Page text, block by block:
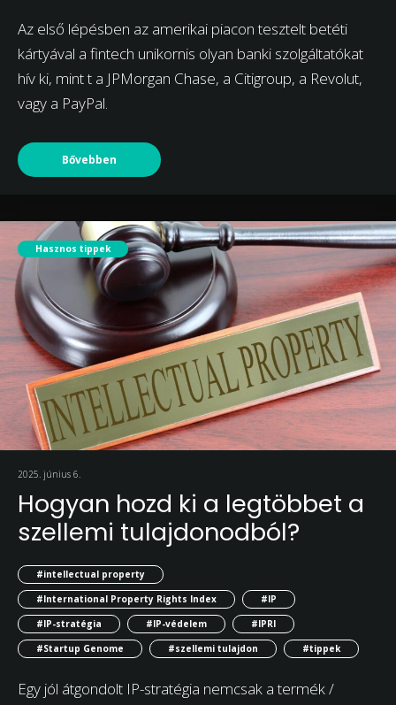
Az első lépésben az amerikai piacon tesztelt betéti
kártyával a fintech unikornis olyan banki szolgáltatókat
hív ki, mint t a JPMorgan Chase, a Citigroup, a Revolut,
vagy a PayPal.
Bővebben
Hasznos tippek
2025. június 6.
Hogyan hozd ki a legtöbbet a
szellemi tulajdonodból?
#intellectual property
#International Property Rights Index
#IP
#IP-stratégia
#IP-védelem
#IPRI
#Startup Genome
#szellemi tulajdon #tippek
Egy jól átgondolt IP-stratégia nemcsak a termék /